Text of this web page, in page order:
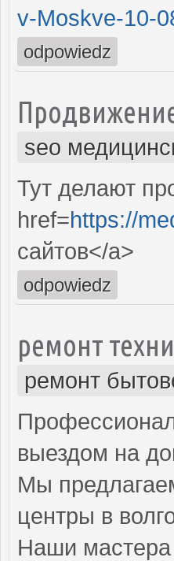
v-Moskve-10-
odpowiedz
seo
Тут делают
href=https://
сайтов</a>
odpowiedz
ремонт
ремонт
выездом на
Мы
центры в
Наши мастера